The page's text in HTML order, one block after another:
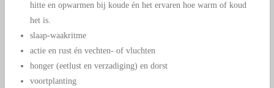
hitte en opwarmen bij koude én het ervaren hoe warm of koud
het is.
slaap-waakritme
actie en rust én vechten- of vluchten
honger (eetlust en verzadiging) en dorst
voortplanting